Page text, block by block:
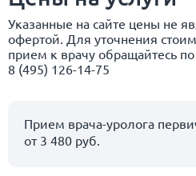
Указанные на сайте цены не
офертой. Для уточнения
прием к врачу обращайтесь
8 (495) 126-14-75
Прием врача-уролога
от 3 480 руб.